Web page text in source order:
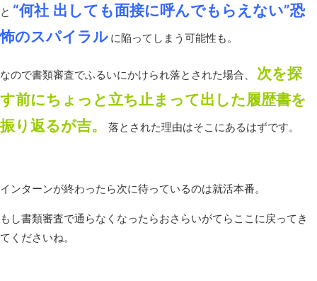
と “何社 出しても面接に呼んでもらえない”恐
怖のスパイラル に陥ってしまう可能性も。
なので書類審査でふるいにかけられ落とされた場合、
次を探
す前にちょっと立ち止まって出した履歴書を
振り返るが吉。
落とされた理由はそこにあるはずです。
インターンが終わったら次に待っているのは就活本番。
もし書類審査で通らなくなったらおさらいがてらここに戻ってき
てくださいね。